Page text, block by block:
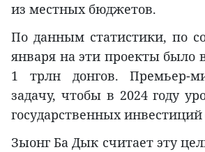
из местных бюджетов.
По данным статистики, по
января на эти проекты было
1 трлн донгов. Премьер-
задачу, чтобы в 2024 году
государственных инвестиций
Зыонг Ба Дык считает эту